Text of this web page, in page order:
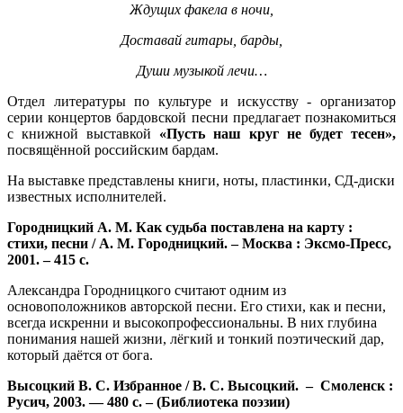
Ждущих факела в ночи,
Доставай гитары, барды,
Души музыкой лечи…
Отдел литературы по культуре и искусству - организатор
серии концертов бардовской песни предлагает познакомиться
с книжной выставкой «Пусть наш круг не будет тесен»,
посвящённой российским бардам.
На выставке представлены книги, ноты, пластинки, СД-диски
известных исполнителей.
Городницкий А. М. Как судьба поставлена на карту :
стихи, песни / А. М. Городницкий. – Москва : Эксмо-Пресс,
2001. – 415 с.
Александра Городницкого считают одним из
основоположников авторской песни. Его стихи, как и песни,
всегда искренни и высокопрофессиональны. В них глубина
понимания нашей жизни, лёгкий и тонкий поэтический дар,
который даётся от бога.
Высоцкий В. С. Избранное / В. С. Высоцкий. – Смоленск :
Русич, 2003. — 480 с. – (Библиотека поэзии)